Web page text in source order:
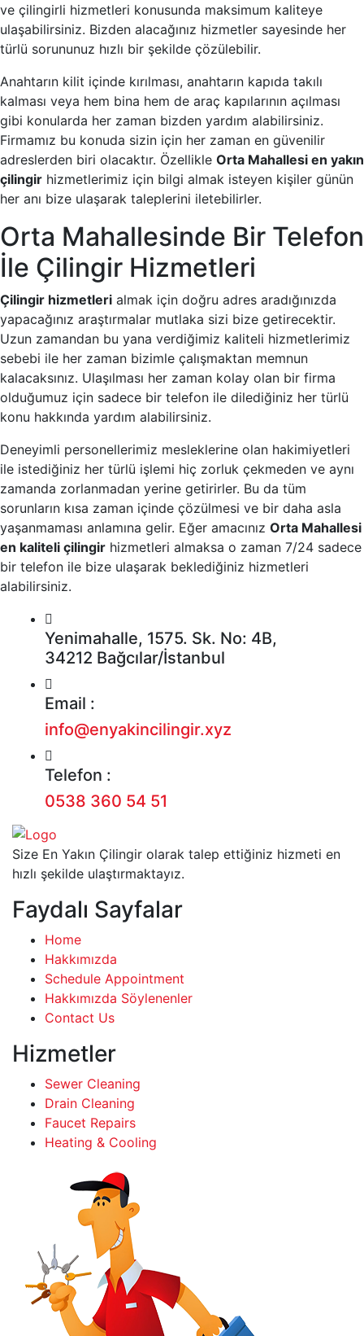
ve çilingirli hizmetleri konusunda maksimum kaliteye
ulaşabilirsiniz. Bizden alacağınız hizmetler sayesinde her
türlü sorununuz hızlı bir şekilde çözülebilir.
Anahtarın kilit içinde kırılması, anahtarın kapıda takılı
kalması veya hem bina hem de araç kapılarının açılması
gibi konularda her zaman bizden yardım alabilirsiniz.
Firmamız bu konuda sizin için her zaman en güvenilir
adreslerden biri olacaktır. Özellikle Orta Mahallesi en yakın
çilingir hizmetlerimiz için bilgi almak isteyen kişiler günün
her anı bize ulaşarak taleplerini iletebilirler.
Orta Mahallesinde Bir Telefon
İle Çilingir Hizmetleri
Çilingir hizmetleri almak için doğru adres aradığınızda
yapacağınız araştırmalar mutlaka sizi bize getirecektir.
Uzun zamandan bu yana verdiğimiz kaliteli hizmetlerimiz
sebebi ile her zaman bizimle çalışmaktan memnun
kalacaksınız. Ulaşılması her zaman kolay olan bir firma
olduğumuz için sadece bir telefon ile dilediğiniz her türlü
konu hakkında yardım alabilirsiniz.
Deneyimli personellerimiz mesleklerine olan hakimiyetleri
ile istediğiniz her türlü işlemi hiç zorluk çekmeden ve aynı
zamanda zorlanmadan yerine getirirler. Bu da tüm
sorunların kısa zaman içinde çözülmesi ve bir daha asla
yaşanmaması anlamına gelir. Eğer amacınız Orta Mahallesi
en kaliteli çilingir hizmetleri almaksa o zaman 7/24 sadece
bir telefon ile bize ulaşarak beklediğiniz hizmetleri
alabilirsiniz.
Yenimahalle, 1575. Sk. No: 4B,
34212 Bağcılar/İstanbul
Email :
info@enyakincilingir.xyz
Telefon :
0538 360 54 51
Size En Yakın Çilingir olarak talep ettiğiniz hizmeti en
hızlı şekilde ulaştırmaktayız.
Faydalı Sayfalar
Home
Hakkımızda
Schedule Appointment
Hakkımızda Söylenenler
Contact Us
Hizmetler
Sewer Cleaning
Drain Cleaning
Faucet Repairs
Heating & Cooling